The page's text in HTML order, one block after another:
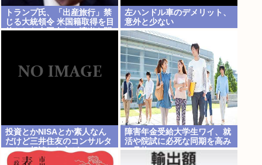
トランプ氏、「出産旅行」禁
じる大統領令 米国籍取得を目
的とした中国人らの渡米を問
左ハンドル車のデメリット、
意外と少ない
投資とかNISAとか素人なん
だけど三井住友のコンサルタ
ントに相談した方がいいの
か？
障害年金受給大学生ワイ、就
活や院試に必死な同期を高み
の見物www